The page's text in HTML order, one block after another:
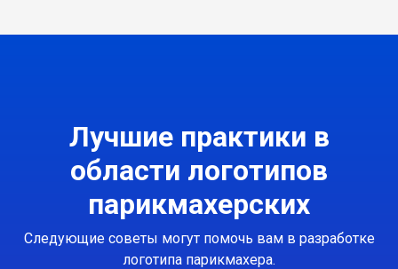
Лучшие практики в
области логотипов
парикмахерских
Следующие советы могут помочь вам в разработке
логотипа парикмахера.